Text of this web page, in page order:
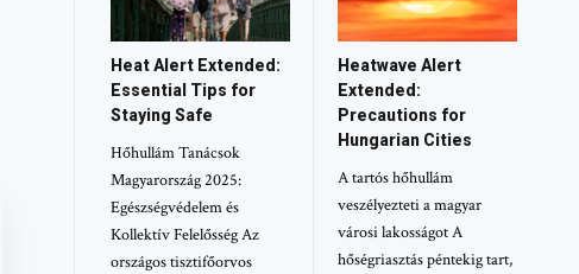
Heat Alert Extended:
Essential Tips for
Staying Safe
Hőhullám Tanácsok
Magyarország 2025:
Egészségvédelem és
Kollektív Felelősség Az
országos tisztifőorvos
Heatwave Alert
Extended:
Precautions for
Hungarian Cities
A tartós hőhullám
veszélyezteti a magyar
városi lakosságot A
hőségriasztás péntekig tart,